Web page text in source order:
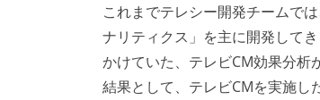
これまでテレシー開発チームで
ナリティクス」を主に開発して
かけていた、テレビCM効果分析
結果として、テレビCMを実施し